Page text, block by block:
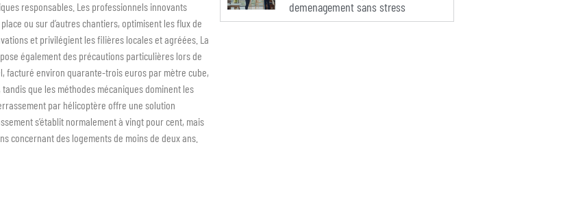
responsables. Les professionnels innovants
ou sur d’autres chantiers, optimisent les flux de
et privilégient les filières locales et agréées. La
également des précautions particulières lors de
facturé environ quarante-trois euros par mètre cube,
que les méthodes mécaniques dominent les
par hélicoptère offre une solution
s’établit normalement à vingt pour cent, mais
concernant des logements de moins de deux ans.
demenagement sans stress